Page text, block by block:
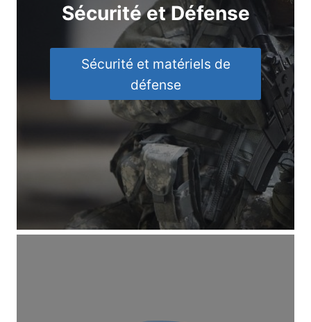
Sécurité et Défense
Sécurité et matériels de
défense